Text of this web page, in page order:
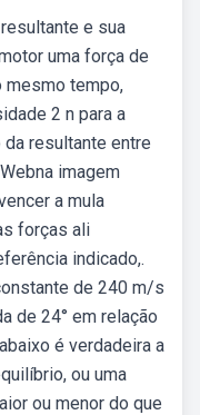
e sua
uma força de
mesmo tempo,
2 n para a
resultante entre
imagem
a mula
forças ali
indicado,.
de 240 m/s
de 24° em relação
é verdadeira a
ou uma
ou menor do que